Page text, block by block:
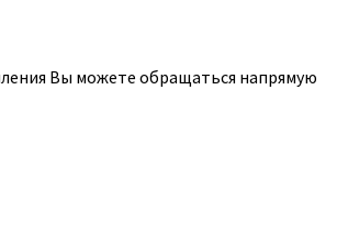
Вы можете обращаться напрямую